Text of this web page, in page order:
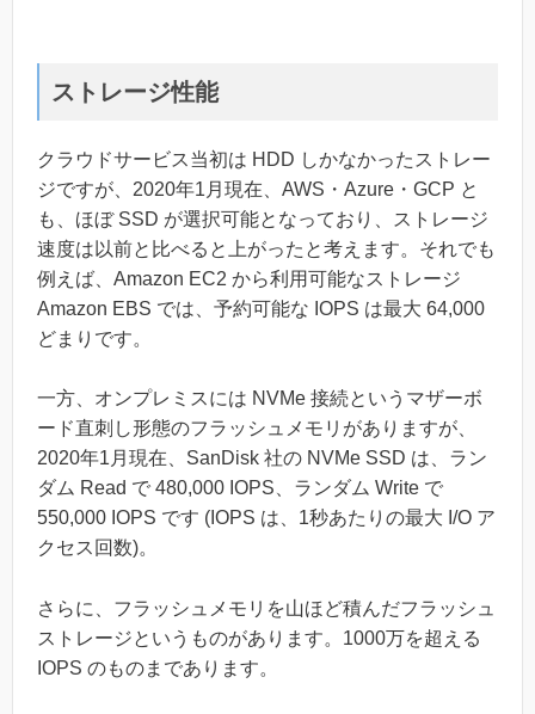
ストレージ性能
クラウドサービス当初は HDD しかなかったストレー
ジですが、2020年1月現在、AWS・Azure・GCP と
も、ほぼ SSD が選択可能となっており、ストレージ
速度は以前と比べると上がったと考えます。それでも
例えば、Amazon EC2 から利用可能なストレージ
Amazon EBS では、予約可能な IOPS は最大 64,000
どまりです。
一方、オンプレミスには NVMe 接続というマザーボ
ード直刺し形態のフラッシュメモリがありますが、
2020年1月現在、SanDisk 社の NVMe SSD は、ラン
ダム Read で 480,000 IOPS、ランダム Write で
550,000 IOPS です (IOPS は、1秒あたりの最大 I/O ア
クセス回数)。
さらに、フラッシュメモリを山ほど積んだフラッシュ
ストレージというものがあります。1000万を超える
IOPS のものまであります。